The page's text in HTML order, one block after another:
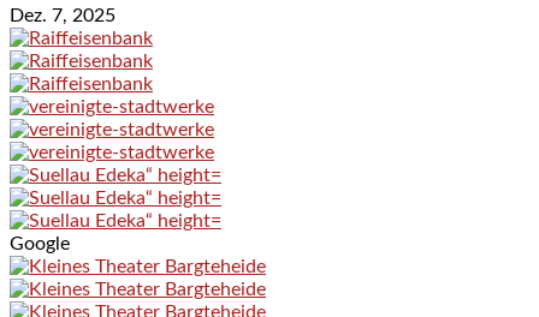
Dez. 7, 2025
Google